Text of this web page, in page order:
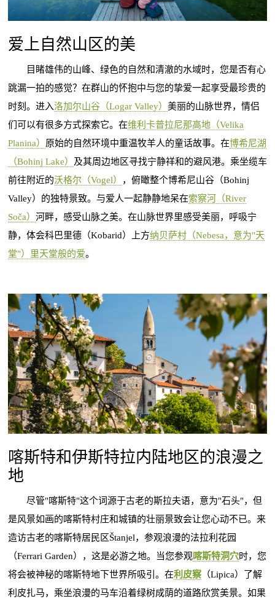
爱上自然山区的美
目睹雄伟的山峰、绿色的自然和清澈的水域时，您是否有心
跳漏一拍的感觉？在群山的怀抱中与您的挚爱一起享受最珍贵的
时刻。进入洛加尔山谷（Logar Valley） 美丽的山脉世界，情侣
们可以有很多方式探索它。在维利卡普拉尼那高地（Velika
Planina） 原始的自然环境中重温牧羊人的童话故事。在博希尼湖
（Bohinj Lake）
及其周边地区寻找宁静祥和的避风港。乘坐缆车
前往附近的沃格尔（Vogel）
，俯瞰整个博希尼山谷（Bohinj
Valley）的独特景致。与爱人一起静静地呆在索察河（River
Soča） 河畔，感受山脉之美。在山脉世界里感受美丽，呼吸宁
静，体会科巴里德（Kobarid）上方纳贝萨村（Nebesa，意为"天
堂"）里天堂般的爱。
喀斯特和伊斯特拉内陆地区的浪漫之
地
尽管"喀斯特"这个词源于古老的斯拉夫语，意为"石头"，但
是风景如画的喀斯特村庄和城镇的壮丽景致会让您心动不已。来
造访古老的喀斯特居民区Štanjel，参观浪漫的法拉利花园
（Ferrari Garden），这是必游之地。当您参观喀斯特洞穴时，您
将会被神秘的喀斯特地下世界所吸引。在利皮察（Lipica）了解
利皮扎马，乘坐浪漫的马车沿着绿树成荫的道路欣赏美景。如果